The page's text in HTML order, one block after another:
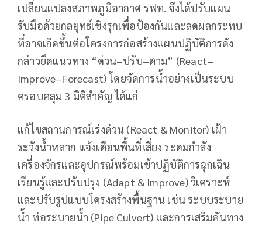
เปลี่ยนแปลงสภาพภูมิอากาศ รฟท. จึงได้ปรับแผน
รับมือด้วยกลยุทธ์เชิงรุกเพื่อป้องกันและลดผลกระทบ
ที่อาจเกิดขึ้นต่อโครงการก่อสร้างแผนปฏิบัติการดัง
กล่าวยึดแนวทาง “ด่วน–ปรับ–ตาม” (React–
Improve–Forecast) โดยจัดการน้ำอย่างเป็นระบบ
ครอบคลุม 3 มิติสำคัญ ได้แก่
แก้ไขสถานการณ์เร่งด่วน (React & Monitor) เฝ้า
ระวังน้ำหลาก แจ้งเตือนพื้นที่เสี่ยง ระดมกำลัง
เครื่องจักรและอุปกรณ์พร้อมเข้าปฏิบัติการฉุกเฉิน
เรียนรู้และปรับปรุง (Adapt & Improve) วิเคราะห์
และปรับรูปแบบโครงสร้างพื้นฐาน เช่น ระบบระบาย
น้ำ ท่อระบายน้ำ (Pipe Culvert) และการเสริมคันทาง